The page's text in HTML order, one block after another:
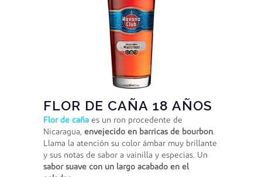
FLOR DE CAÑA 18 AÑOS
Flor de caña es un ron procedente de
Nicaragua, envejecido en barricas de bourbon.
Llama la atención su color ámbar muy brillante
y sus notas de sabor a vainilla y especias. Un
sabor suave con un largo acabado en el